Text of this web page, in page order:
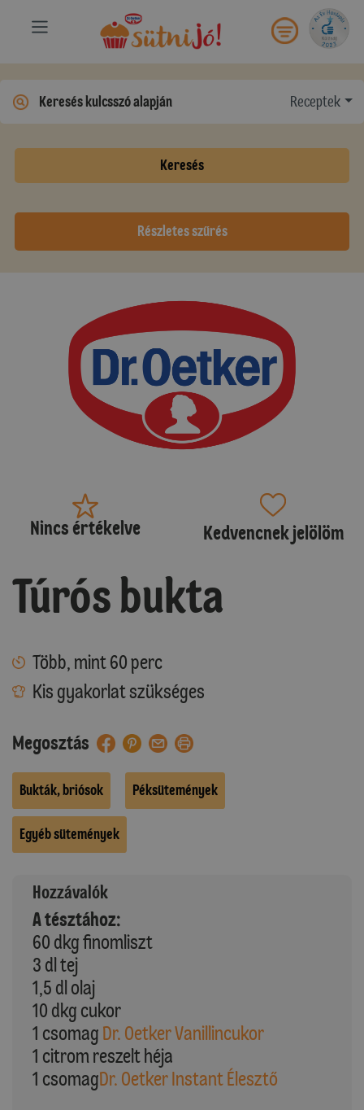
Receptek
Keresés
Részletes szűrés
Nincs értékelve Kedvencnek jelölöm
Túrós bukta
Több, mint 60 perc
Kis gyakorlat szükséges
Megosztás
Bukták, briósok Péksütemények
Egyéb sütemények
Hozzávalók
A tésztához:
60 dkg finomliszt
3 dl tej
1,5 dl olaj
10 dkg cukor
1 csomag Dr. Oetker Vanillincukor
1 citrom reszelt héja
1 csomagDr. Oetker Instant Élesztő